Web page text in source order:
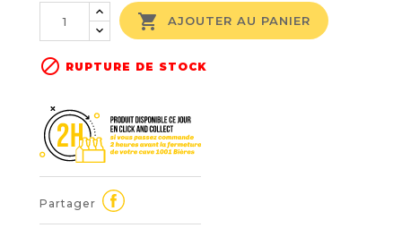
 AJOUTER AU PANIER
 RUPTURE DE STOCK
Partager